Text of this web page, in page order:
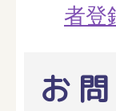
者登
お